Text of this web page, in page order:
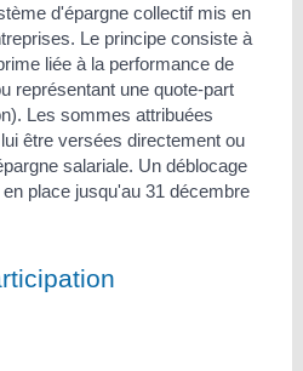
d'épargne collectif mis en
Le principe consiste à
liée à la performance de
représentant une quote-part
Les sommes attribuées
être versées directement ou
salariale. Un déblocage
place jusqu'au 31 décembre